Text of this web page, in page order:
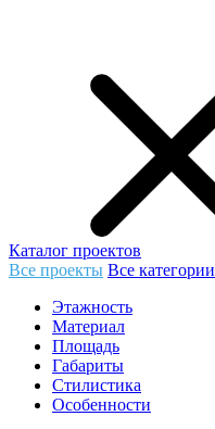
Каталог проектов
Все проекты Все категории
Этажность
Материал
Площадь
Габариты
Стилистика
Особенности